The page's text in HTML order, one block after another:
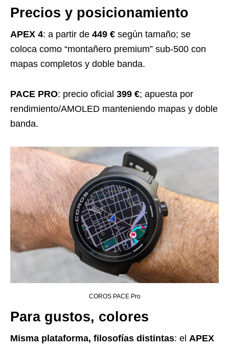
Precios y posicionamiento
APEX 4: a partir de 449 € según tamaño; se
coloca como “montañero premium” sub-500 con
mapas completos y doble banda.
PACE PRO: precio oficial 399 €; apuesta por
rendimiento/AMOLED manteniendo mapas y doble
banda.
COROS PACE Pro
Para gustos, colores
Misma plataforma, filosofías distintas: el APEX